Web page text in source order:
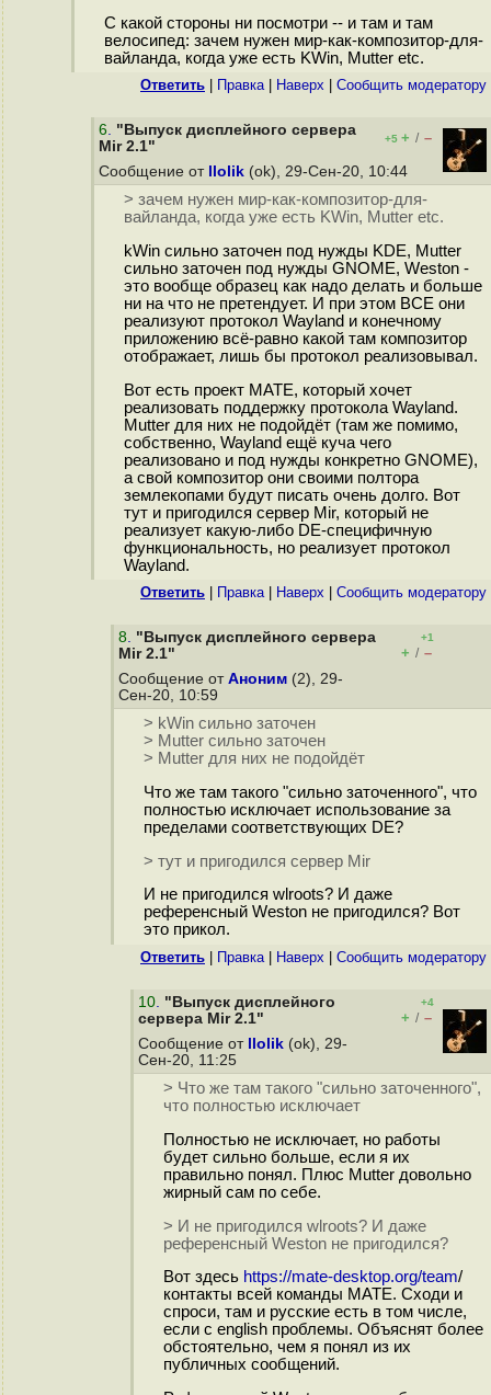
С какой стороны ни посмотри -- и там и там
велосипед: зачем нужен мир-как-композитор-для-
вайланда, когда уже есть KWin, Mutter etc.
Ответить Правка| Наверх Cообщить модератору
6. "Выпуск дисплейного сервера
Mir 2.1"
+5 + / –
Сообщение от llolik (ok), 29-Сен-20, 10:44
> зачем нужен мир-как-композитор-для-
вайланда, когда уже есть KWin, Mutter etc.
kWin сильно заточен под нужды KDE, Mutter
сильно заточен под нужды GNOME, Weston -
это вообще образец как надо делать и больше
ни на что не претендует. И при этом ВСЕ они
реализуют протокол Wayland и конечному
приложению всё-равно какой там композитор
отображает, лишь бы протокол реализовывал.
Вот есть проект МАТЕ, который хочет
реализовать поддержку протокола Wayland.
Mutter для них не подойдёт (там же помимо,
собственно, Wayland ещё куча чего
реализовано и под нужды конкретно GNOME),
а свой композитор они своими полтора
землекопами будут писать очень долго. Вот
тут и пригодился сервер Mir, который не
реализует какую-либо DE-специфичную
функциональность, но реализует протокол
Wayland.
Ответить Правка| Наверх Cообщить модератору
8. "Выпуск дисплейного сервера
Mir 2.1"
+1
+ / –
Сообщение от Аноним (2), 29-
Сен-20, 10:59
> kWin сильно заточен
> Mutter сильно заточен
> Mutter для них не подойдёт
Что же там такого "сильно заточенного", что
полностью исключает использование за
пределами соответствующих DE?
> тут и пригодился сервер Mir
И не пригодился wlroots? И даже
референсный Weston не пригодился? Вот
это прикол.
Ответить Правка| Наверх Cообщить модератору
10. "Выпуск дисплейного
сервера Mir 2.1"
+4
+ / –
Сообщение от
llolik (ok), 29-
Сен-20, 11:25
> Что же там такого "сильно заточенного",
что полностью исключает
Полностью не исключает, но работы
будет сильно больше, если я их
правильно понял. Плюс Mutter довольно
жирный сам по себе.
> И не пригодился wlroots? И даже
референсный Weston не пригодился?
Вот здесь https://mate-desktop.org/team/
контакты всей команды MATE. Сходи и
спроси, там и русские есть в том числе,
если с english проблемы. Объяснят более
обстоятельно, чем я понял из их
публичных сообщений.